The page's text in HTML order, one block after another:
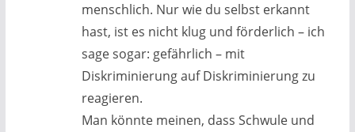
menschlich. Nur wie du selbst erkannt
hast, ist es nicht klug und förderlich – ich
sage sogar: gefährlich – mit
Diskriminierung auf Diskriminierung zu
reagieren.
Man könnte meinen, dass Schwule und